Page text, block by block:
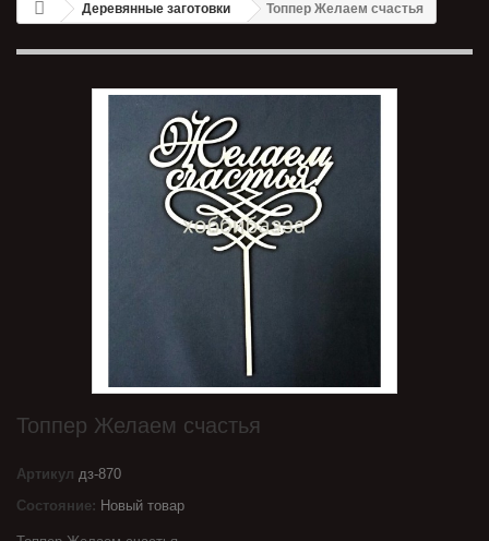
Деревянные заготовки Топпер Желаем счастья
Топпер Желаем счастья
Артикул дз-870
Состояние: Новый товар